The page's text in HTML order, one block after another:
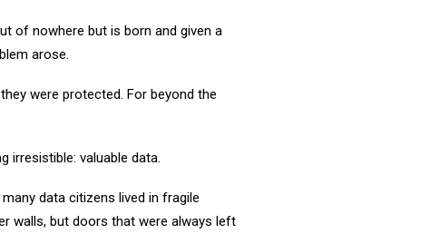
of nowhere but is born and given a
arose.
were protected. For beyond the
irresistible: valuable data.
data citizens lived in fragile
walls, but doors that were always left